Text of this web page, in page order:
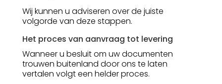
Wij kunnen u adviseren over de juiste
volgorde van deze stappen.
Het proces van aanvraag tot levering
Wanneer u besluit om uw documenten
trouwen buitenland door ons te laten
vertalen volgt een helder proces.